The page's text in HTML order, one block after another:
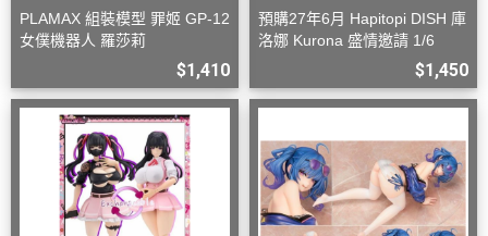
PLAMAX 組裝模型 罪姬 GP-12
女僕機器人 羅莎莉
$1,410
預購27年6月 Hapitopi DISH 庫
洛娜 Kurona 盛情邀請 1/6
$1,450